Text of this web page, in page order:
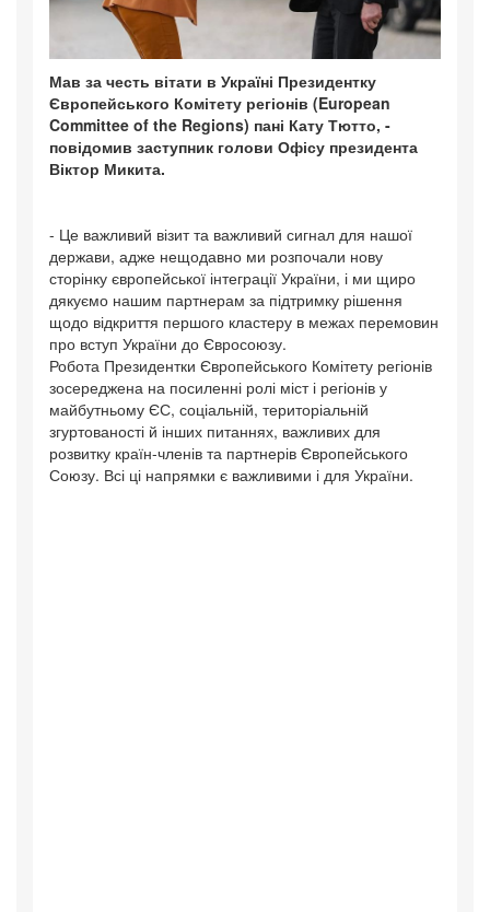
Мав за честь вітати в Україні Президентку
Європейського Комітету регіонів (European
Committee of the Regions) пані Кату Тютто, -
повідомив заступник голови Офісу президента
Віктор Микита.
- Це важливий візит та важливий сигнал для нашої
держави, адже нещодавно ми розпочали нову
сторінку європейської інтеграції України, і ми щиро
дякуємо нашим партнерам за підтримку рішення
щодо відкриття першого кластеру в межах перемовин
про вступ України до Євросоюзу.
Робота Президентки Європейського Комітету регіонів
зосереджена на посиленні ролі міст і регіонів у
майбутньому ЄС, соціальній, територіальній
згуртованості й інших питаннях, важливих для
розвитку країн-членів та партнерів Європейського
Союзу. Всі ці напрямки є важливими і для України.